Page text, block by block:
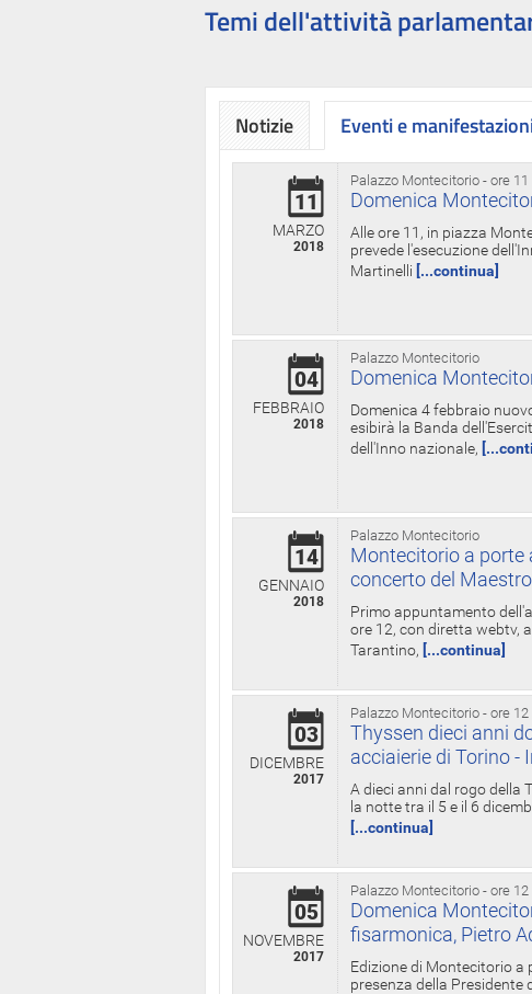
Temi dell'attività
Notizie Eventi e
Palazzo Montecitorio - ore 11
11
MARZO
2018
Domenica
Alle ore 11, in piazza
prevede l'esecuzione
Martinelli [...continua]
Palazzo Montecitorio
04
FEBBRAIO
2018
Domenica
Domenica 4 febbraio
esibirà la Banda
dell'Inno nazionale,
Palazzo Montecitorio
14
GENNAIO
2018
Montecitorio a porte
concerto del
Primo appuntamento
ore 12, con diretta webtv,
Tarantino, [...continua]
Palazzo Montecitorio - ore 12
03
DICEMBRE
2017
Thyssen dieci anni
acciaierie di Torino -
A dieci anni dal rogo della
la notte tra il 5 e il 6
[...continua]
Palazzo Montecitorio - ore 12
05
NOVEMBRE
2017
Domenica
fisarmonica, Pietro
Edizione di Montecitorio a
presenza della Presidente